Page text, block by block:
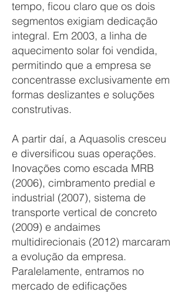
tempo, ficou claro que os dois
segmentos exigiam dedicação
integral. Em 2003, a linha de
aquecimento solar foi vendida,
permitindo que a empresa se
concentrasse exclusivamente em
formas deslizantes e soluções
construtivas.
A partir daí, a Aquasolis cresceu
e diversificou suas operações.
Inovações como escada MRB
(2006), cimbramento predial e
industrial (2007), sistema de
transporte vertical de concreto
(2009) e andaimes
multidirecionais (2012) marcaram
a evolução da empresa.
Paralelamente, entramos no
mercado de edificações